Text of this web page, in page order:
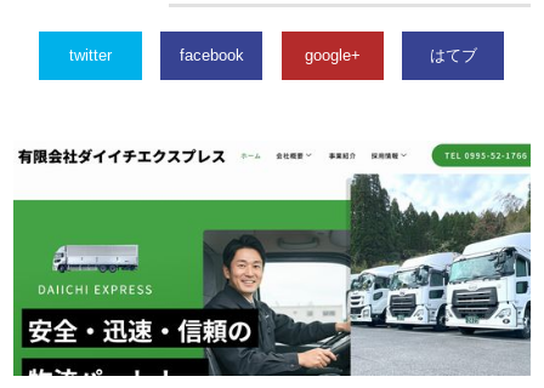
twitter facebook google+ はてブ